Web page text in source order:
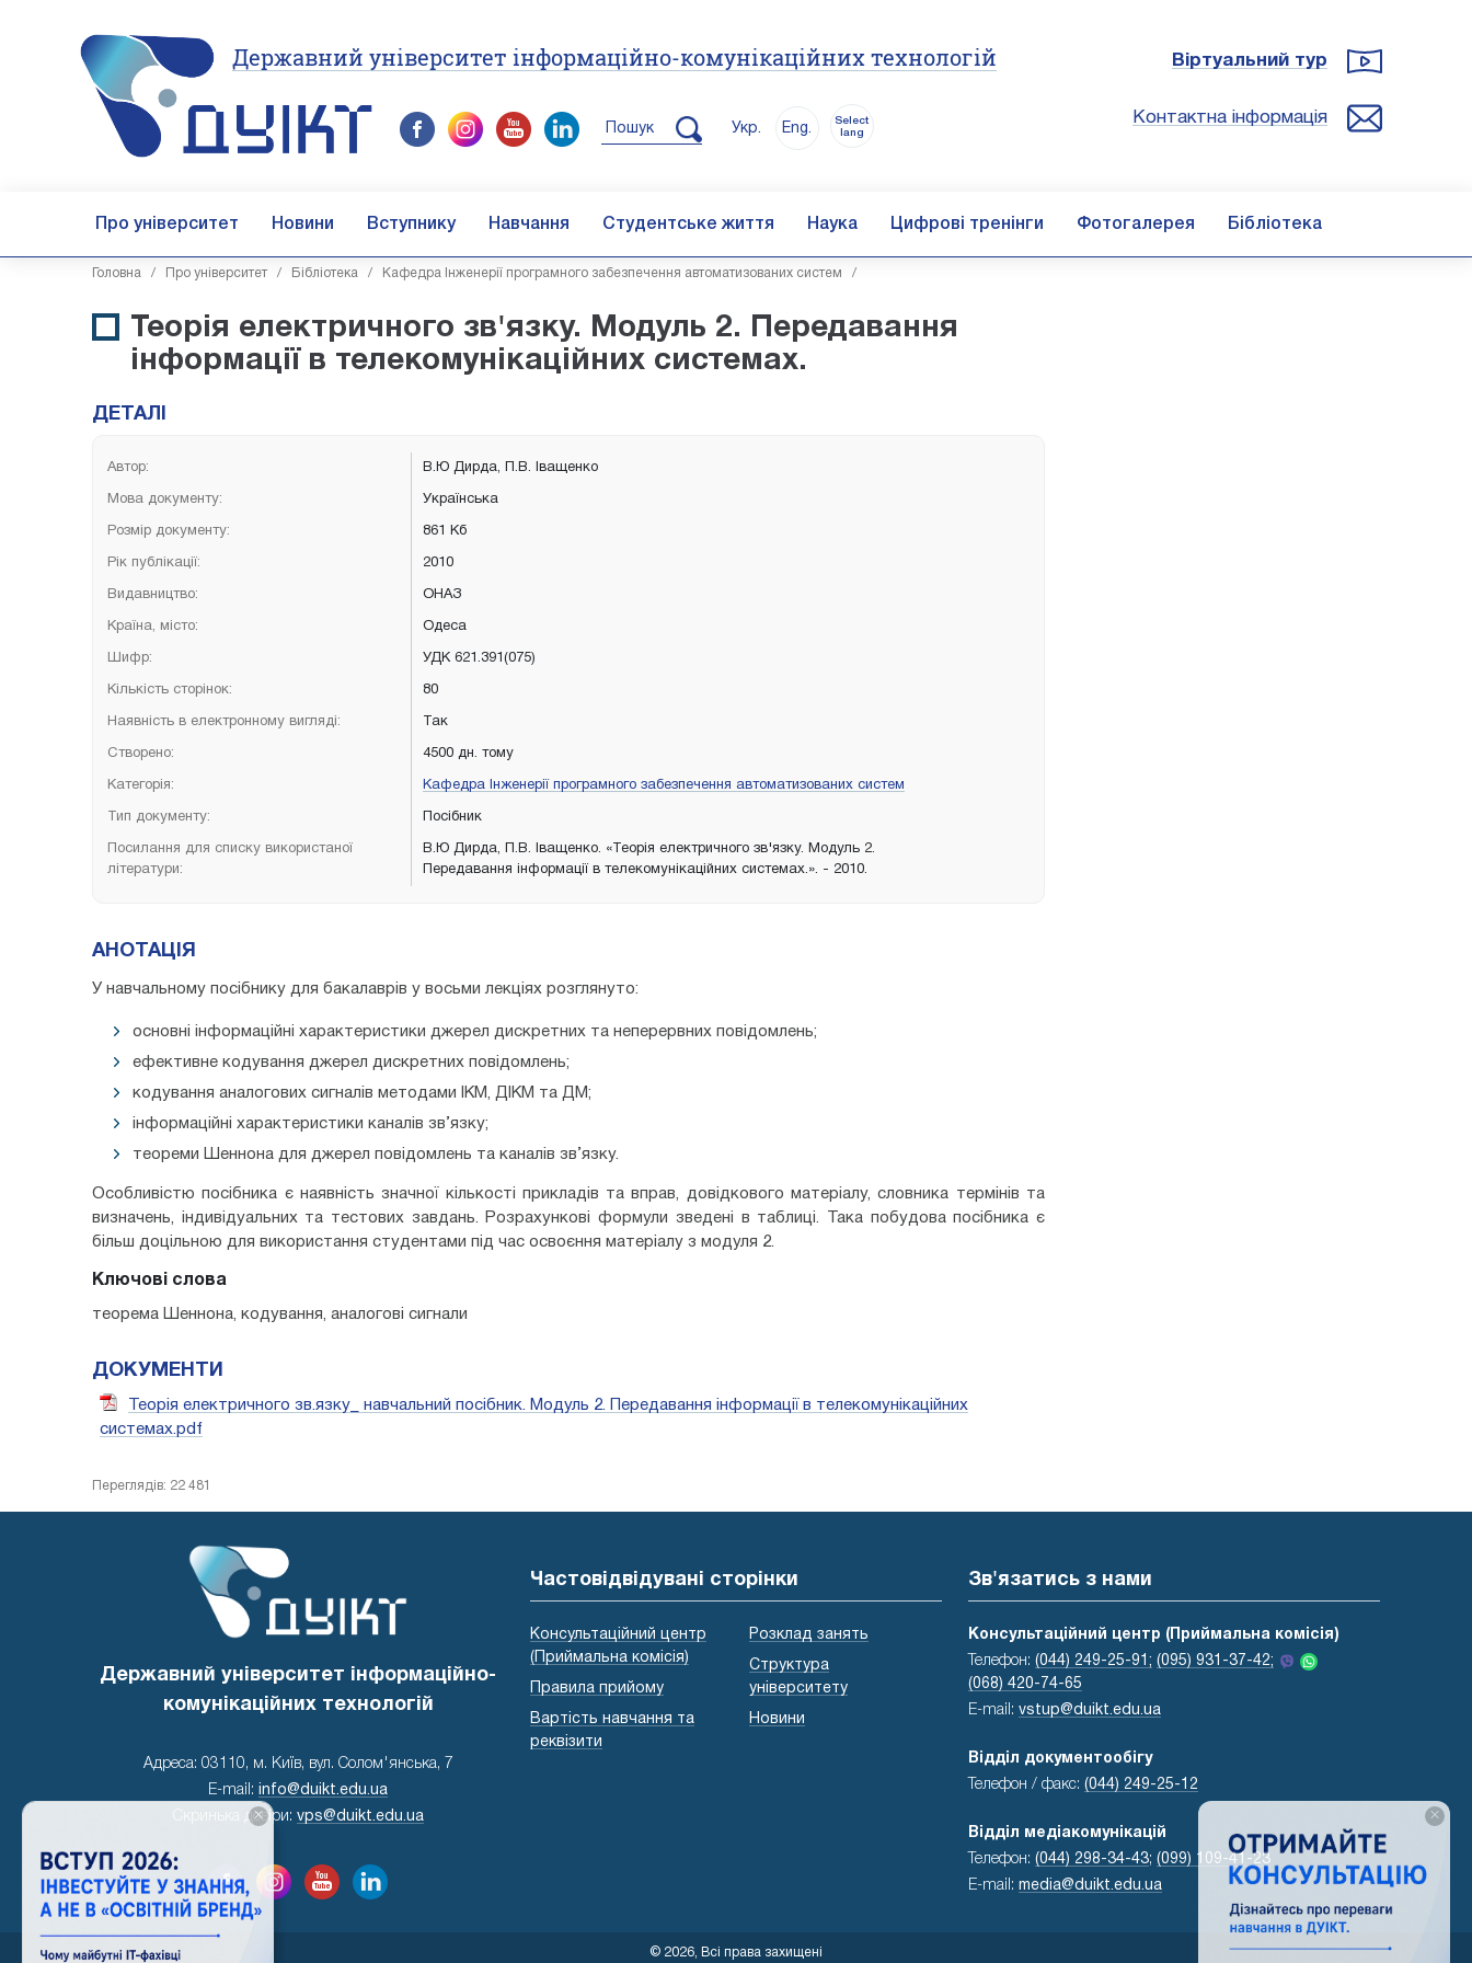
Державний університет інформаційно-комунікаційних технологій
Пошук Укр. Eng.
Select
lang
Віртуальний тур
Контактна інформація
Про університет Новини Вступнику Навчання Студентське життя Наука Цифрові тренінги Фотогалерея Бібліотека
Головна / Про університет/ Бібліотека / Кафедра Інженерії програмного забезпечення автоматизованих систем /
Теорія електричного зв'язку. Модуль 2. Передавання
інформації в телекомунікаційних системах.
ДЕТАЛІ
Автор: В.Ю Дирда, П.В. Іващенко
Мова документу: Українська
Розмір документу: 861 Кб
Рік публікації: 2010
Видавництво: ОНАЗ
Країна, місто: Одеса
Шифр: УДК 621.391(075)
Кількість сторінок: 80
Наявність в електронному вигляді: Так
Створено: 4500 дн. тому
Категорія: Кафедра Інженерії програмного забезпечення автоматизованих систем
Тип документу: Посібник
Посилання для списку використаної
літератури:
В.Ю Дирда, П.В. Іващенко. «Теорія електричного зв'язку. Модуль 2.
Передавання інформації в телекомунікаційних системах.». - 2010.
АНОТАЦІЯ
У навчальному посібнику для бакалаврів у восьми лекціях розглянуто:
основні інформаційні характеристики джерел дискретних та неперервних повідомлень;
ефективне кодування джерел дискретних повідомлень;
кодування аналогових сигналів методами ІКМ, ДІКМ та ДМ;
інформаційні характеристики каналів зв’язку;
теореми Шеннона для джерел повідомлень та каналів зв’язку.
Особливістю посібника є наявність значної кількості прикладів та вправ, довідкового матеріалу, словника термінів та
визначень, індивідуальних та тестових завдань. Розрахункові формули зведені в таблиці. Така побудова посібника є
більш доцільною для використання студентами під час освоєння матеріалу з модуля 2.
Ключові слова
теорема Шеннона, кодування, аналогові сигнали
ДОКУМЕНТИ
Теорія електричного зв.язку_ навчальний посібник. Модуль 2. Передавання інформації в телекомунікаційних
системах.pdf
Переглядів: 22 481
Державний університет інформаційно-
комунікаційних технологій
Адреса: 03110, м. Київ, вул. Солом'янська, 7
E-mail: info@duikt.edu.ua
Скринька довіри: vps@duikt.edu.ua
Частовідвідувані сторінки
Консультаційний центр
(Приймальна комісія)
Правила прийому
Вартість навчання та
реквізити
Розклад занять
Структура
університету
Новини
Зв'язатись з нами
Консультаційний центр (Приймальна комісія)
Телефон: (044) 249-25-91; (095) 931-37-42;
(068) 420-74-65
E-mail: vstup@duikt.edu.ua
Відділ документообігу
Телефон / факс: (044) 249-25-12
Відділ медіакомунікацій
Телефон: (044) 298-34-43; (099) 109-41-23
E-mail: media@duikt.edu.ua
© 2026, Всі права захищені
×
×